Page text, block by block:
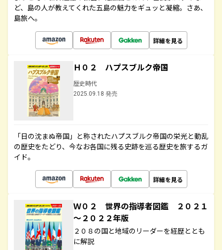
ど、島の人が教えてくれた五島の魅力をギュッと凝縮。さあ、
島旅へ。
詳細を見る
Ｈ０２ ハプスブルク帝国
歴史時代
2025.09.18 発売
「日の沈まぬ帝国」と称されたハプスブルク帝国の栄光と動乱
の歴史をたどり、今なお各国に残る史跡を巡る歴史を旅するガ
イド。
詳細を見る
Ｗ０２ 世界の指導者図鑑 ２０２１
～２０２２年版
２０８の国と地域のリーダーを経歴ととも
に解説